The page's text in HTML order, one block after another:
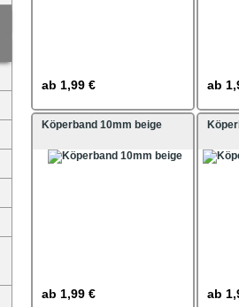
ab 1,99 € ab
Köperband 10mm beige
ab 1,99 € ab